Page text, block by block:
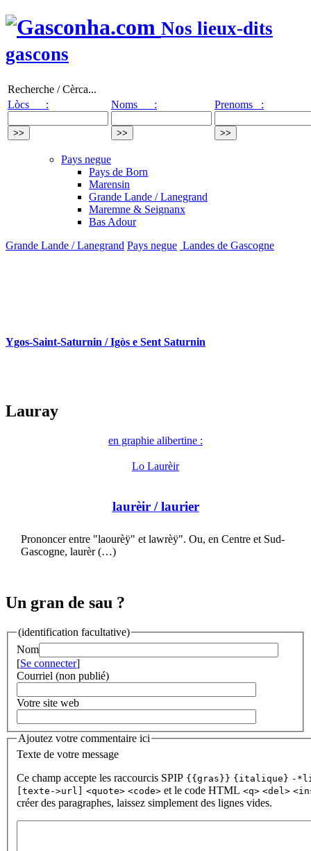
Nos lieux-dits
gascons
Recherche / Cèrca...
Lòcs :
Noms : Prenoms :
Pays negue
Pays de Born
Marensin
Grande Lande / Lanegrand
Maremne & Seignanx
Bas Adour
Grande Lande / Lanegrand Pays negue Landes de Gascogne
Ygos-Saint-Saturnin / Igòs e Sent Saturnin
Lauray
en graphie alibertine :
Lo Laurèir
laurèir/ laurier
Prononcer entre "laourèÿ" et lawrèÿ". Ou, en Centre et Sud-
Gascogne, laurèr (…)
Un gran de sau ?
(identification facultative)
Nom
[Se connecter]
Courriel (non publié)
Votre site web
Ajoutez votre commentaire ici
Texte de votre message
Ce champ accepte les raccourcis SPIP {{gras}} {italique} -
[texte->url]
<quote> <code> et le code HTML <q> <del>
créer des paragraphes, laissez simplement des lignes vides.